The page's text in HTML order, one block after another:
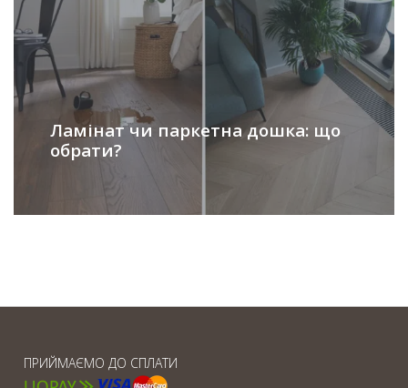
Ламінат чи паркетна дошка: що
обрати?
ПРИЙМАЄМО ДО СПЛАТИ